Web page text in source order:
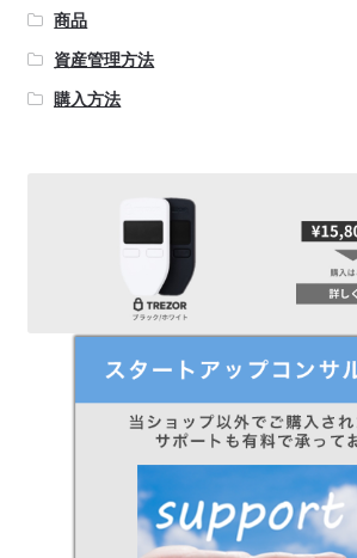
商品
資産管理方法
購入方法